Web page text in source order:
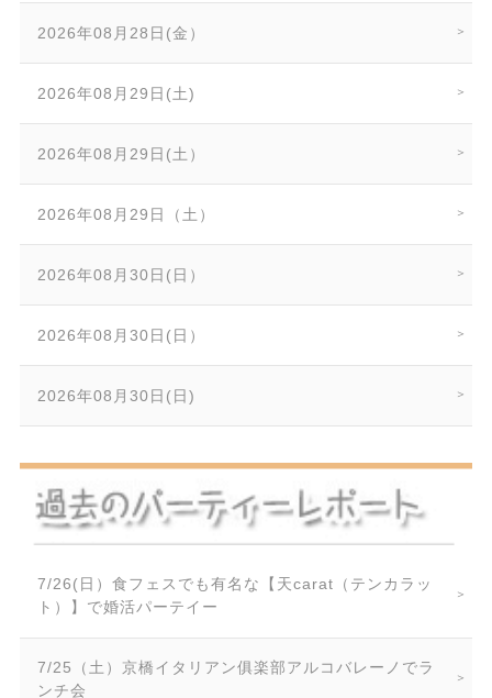
2026年08月28日(金）
2026年08月29日(土)
2026年08月29日(土）
2026年08月29日（土）
2026年08月30日(日）
2026年08月30日(日）
2026年08月30日(日)
7/26(日）食フェスでも有名な【天carat（テンカラッ
ト）】で婚活パーテイー
7/25（土）京橋イタリアン俱楽部アルコバレーノでラ
ンチ会